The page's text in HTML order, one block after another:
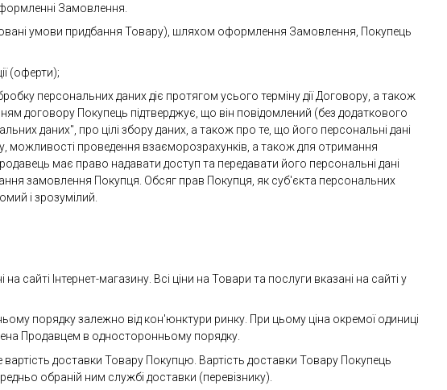
Замовлення.
умови придбання Товару), шляхом оформлення Замовлення, Покупець
(оферти);
персональних даних діє протягом усього терміну дії Договору, а також
договору Покупець підтверджує, що він повідомлений (без додаткового
даних", про цілі збору даних, а також про те, що його персональні дані
проведення взаєморозрахунків, а також для отримання
має право надавати доступ та передавати його персональні дані
замовлення Покупця. Обсяг прав Покупця, як суб'єкта персональних
і зрозумілий.
Інтернет-магазину. Всі ціни на Товари та послуги вказані на сайті у
порядку залежно від кон'юнктури ринку. При цьому ціна окремої одиниці
Продавцем в односторонньому порядку.
доставки Товару Покупцю. Вартість доставки Товару Покупець
обраній ним службі доставки (перевізнику).